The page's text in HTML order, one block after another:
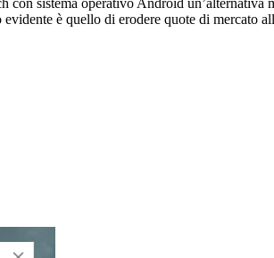
con sistema operativo Android
è quello di erodere quote di mercato